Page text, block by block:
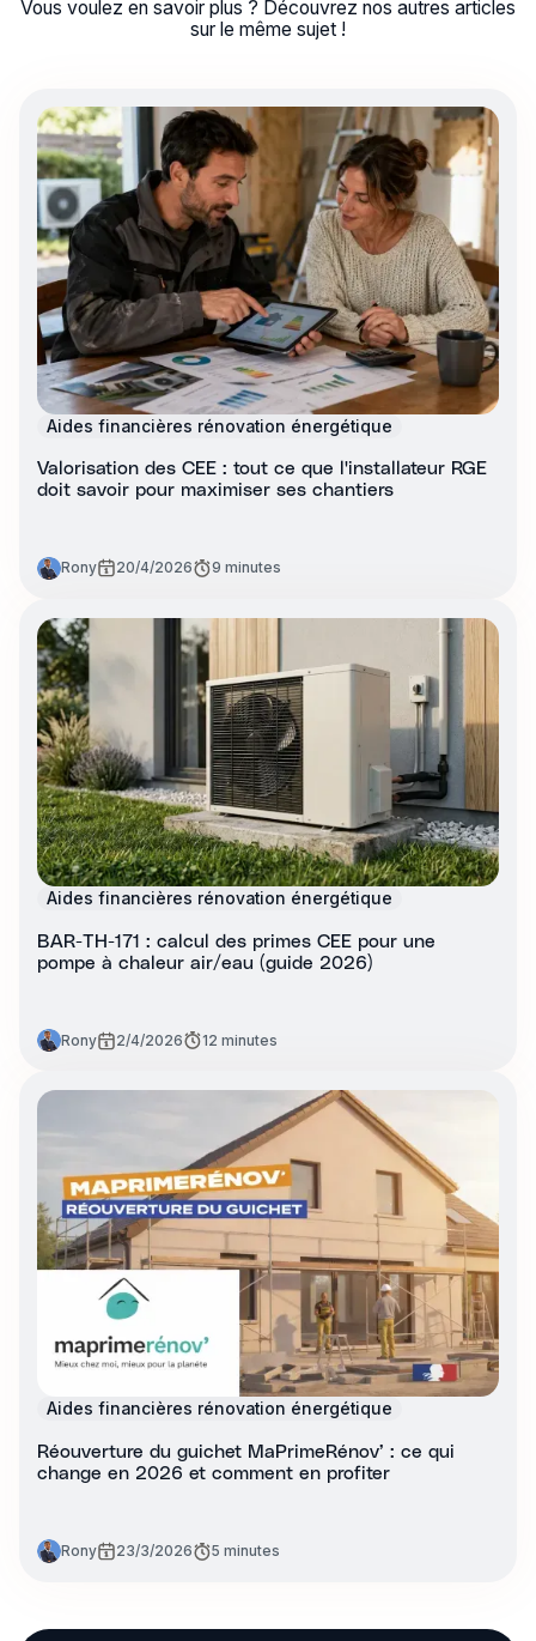
Vous voulez en savoir plus ? Découvrez nos autres articles
sur le même sujet !
Aides financières rénovation énergétique
Valorisation des CEE : tout ce que l'installateur RGE
doit savoir pour maximiser ses chantiers
Rony 20/4/2026 9 minutes
Aides financières rénovation énergétique
BAR-TH-171 : calcul des primes CEE pour une
pompe à chaleur air/eau (guide 2026)
Rony 2/4/2026 12 minutes
Aides financières rénovation énergétique
Réouverture du guichet MaPrimeRénov’ : ce qui
change en 2026 et comment en profiter
Rony 23/3/2026 5 minutes